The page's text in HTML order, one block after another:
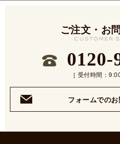
ご注文・お
0120-
［ 受付時間：
フォームでの